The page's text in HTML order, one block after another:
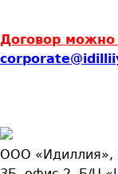
Договор можно
ООО «Идиллия»,